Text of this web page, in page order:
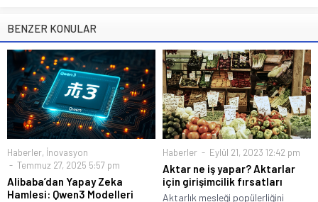
BENZER KONULAR
Haberler, İnovasyon
Temmuz 27, 2025 5:57 pm
Alibaba’dan Yapay Zeka
Hamlesi: Qwen3 Modelleri
Haberler Eylül 21, 2023 12:42 pm
Aktar ne iş yapar? Aktarlar
için girişimcilik fırsatları
Aktarlık mesleği popülerliğini